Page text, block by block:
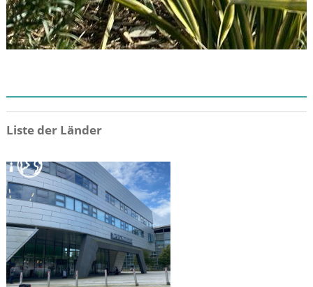
Liste der Länder